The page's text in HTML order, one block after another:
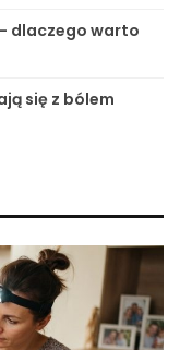
dlaczego warto
się z bólem